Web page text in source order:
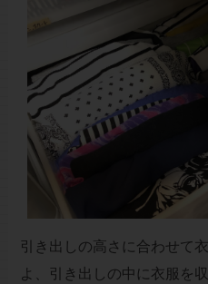
引き出しの高さに合わせて
よ、引き出しの中に衣服を